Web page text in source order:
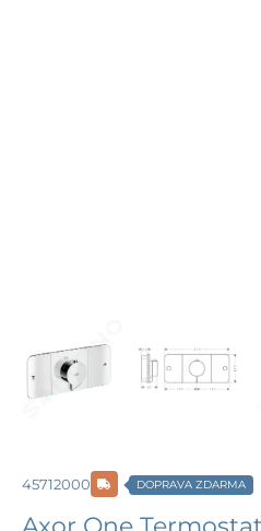
45712000 DOPRAVA ZDARMA